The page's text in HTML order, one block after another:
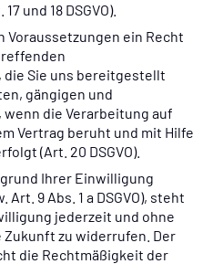
und 18 DSGVO).
ein Recht
die Sie uns bereitgestellt
gängigen und
die Verarbeitung auf
Vertrag beruht und mit Hilfe
(Art. 20 DSGVO).
Ihrer Einwilligung
Art. 9 Abs. 1 a DSGVO), steht
jederzeit und ohne
Zukunft zu widerrufen. Der
die Rechtmäßigkeit der